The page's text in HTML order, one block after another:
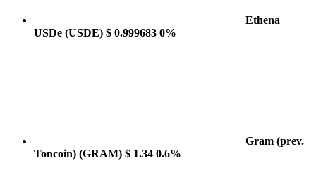
Ethena
USDe (USDE) $ 0.999683 0%
Gram (prev.
Toncoin) (GRAM) $ 1.34 0.6%